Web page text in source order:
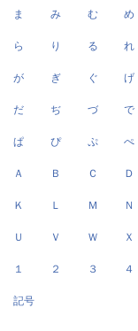
ま み む め
ら り る れ
が ぎ ぐ げ
だ ぢ づ で
ぱ ぴ ぷ ぺ
Ａ Ｂ Ｃ Ｄ
Ｋ Ｌ Ｍ Ｎ
Ｕ Ｖ Ｗ Ｘ
１ ２ ３ ４
記号